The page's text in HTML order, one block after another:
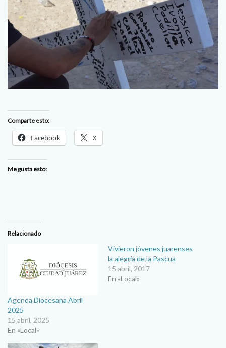
Comparte esto:
Facebook X
Me gusta esto:
Relacionado
Agenda Diocesana Abril
2025
15 abril, 2025
En «Local»
Vivieron jóvenes juarenses
la alegría de la Pascua
15 abril, 2017
En «Local»